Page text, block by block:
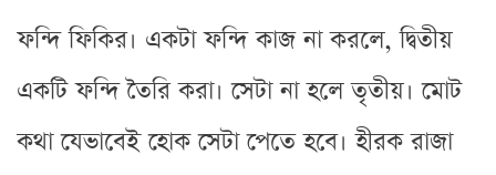
ফন্দি ফিকির। একটা ফন্দি কাজ না করলে, দ্বিতীয়
একটি ফন্দি তৈরি করা। সেটা না হলে তৃতীয়। মোট
কথা যেভাবেই হোক সেটা পেতে হবে। হীরক রাজা